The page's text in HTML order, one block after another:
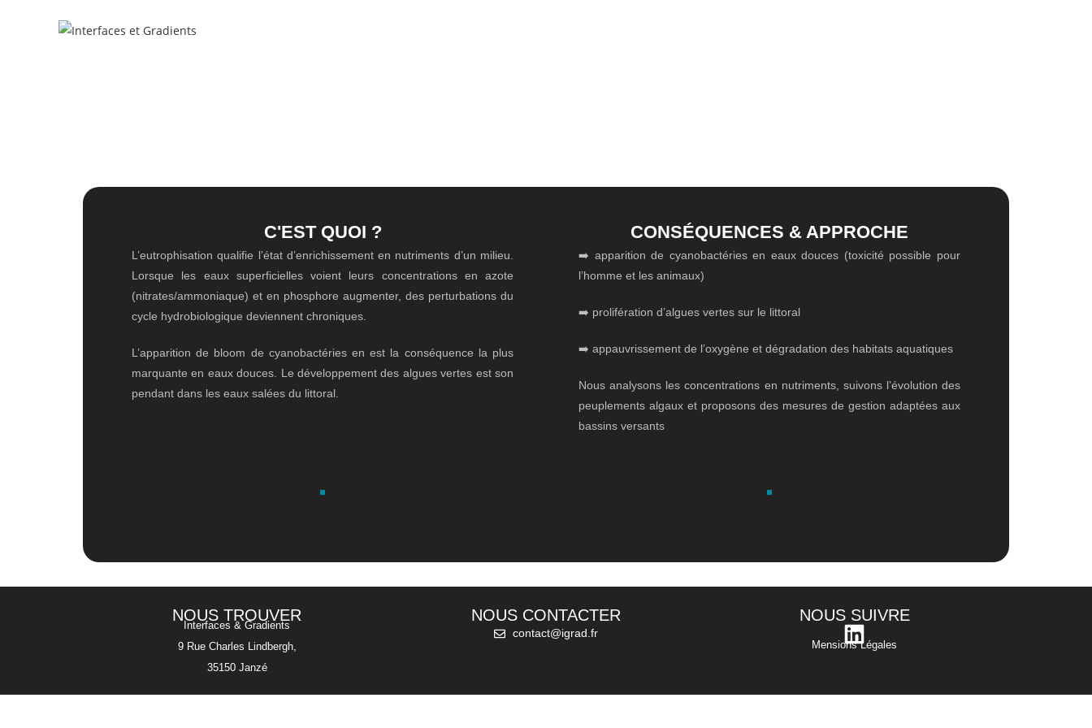
C'EST QUOI ?
L’eutrophisation qualifie l’état d’enrichissement en nutriments d’un milieu.
Lorsque les eaux superficielles voient leurs concentrations en azote
(nitrates/ammoniaque) et en phosphore augmenter, des perturbations du
cycle hydrobiologique deviennent chroniques.
L’apparition de bloom de cyanobactéries en est la conséquence la plus
marquante en eaux douces. Le développement des algues vertes est son
pendant dans les eaux salées du littoral.
CONSÉQUENCES & APPROCHE
➡️ apparition de cyanobactéries en eaux douces (toxicité possible pour
l’homme et les animaux)
➡️ prolifération d’algues vertes sur le littoral
➡️ appauvrissement de l’oxygène et dégradation des habitats aquatiques
Nous analysons les concentrations en nutriments, suivons l’évolution des
peuplements algaux et proposons des mesures de gestion adaptées aux
bassins versants
NOUS TROUVER
Interfaces & Gradients
9 Rue Charles Lindbergh,
35150 Janzé
NOUS CONTACTER
contact@igrad.fr
NOUS SUIVRE
Mensions Légales